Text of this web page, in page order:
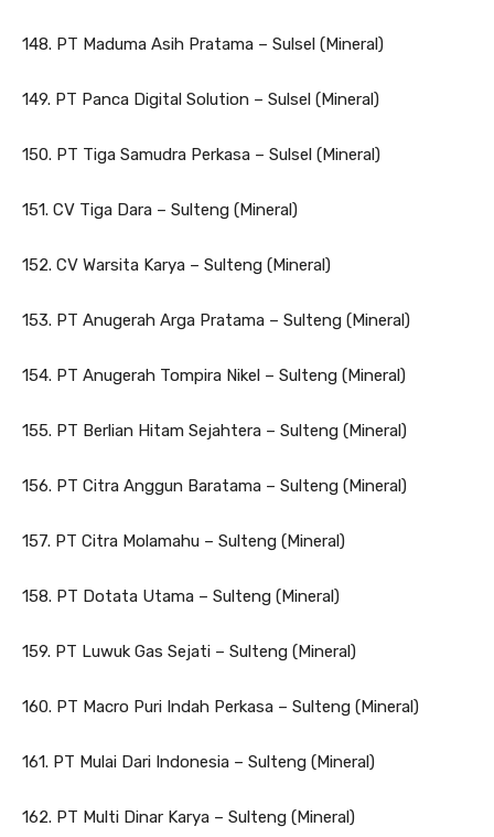
148. PT Maduma Asih Pratama – Sulsel (Mineral)
149. PT Panca Digital Solution – Sulsel (Mineral)
150. PT Tiga Samudra Perkasa – Sulsel (Mineral)
151. CV Tiga Dara – Sulteng (Mineral)
152. CV Warsita Karya – Sulteng (Mineral)
153. PT Anugerah Arga Pratama – Sulteng (Mineral)
154. PT Anugerah Tompira Nikel – Sulteng (Mineral)
155. PT Berlian Hitam Sejahtera – Sulteng (Mineral)
156. PT Citra Anggun Baratama – Sulteng (Mineral)
157. PT Citra Molamahu – Sulteng (Mineral)
158. PT Dotata Utama – Sulteng (Mineral)
159. PT Luwuk Gas Sejati – Sulteng (Mineral)
160. PT Macro Puri Indah Perkasa – Sulteng (Mineral)
161. PT Mulai Dari Indonesia – Sulteng (Mineral)
162. PT Multi Dinar Karya – Sulteng (Mineral)